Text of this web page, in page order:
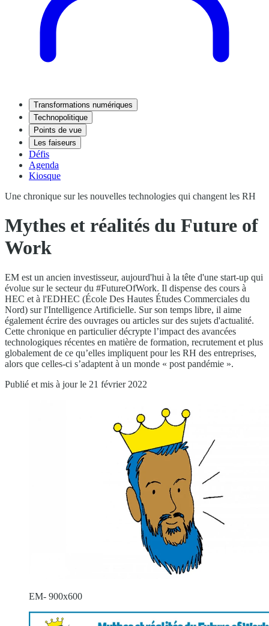
Transformations numériques
Technopolitique
Points de vue
Les faiseurs
Défis
Agenda
Kiosque
Une chronique sur les nouvelles technologies qui changent les RH
Mythes et réalités du Future of
Work
EM est un ancien investisseur, aujourd'hui à la tête d'une start-up qui
évolue sur le secteur du #FutureOfWork. Il dispense des cours à
HEC et à l'EDHEC (École Des Hautes Études Commerciales du
Nord) sur l'Intelligence Artificielle. Sur son temps libre, il aime
également écrire des ouvrages ou articles sur des sujets d'actualité.
Cette chronique en particulier décrypte l’impact des avancées
technologiques récentes en matière de formation, recrutement et plus
globalement de ce qu’elles impliquent pour les RH des entreprises,
alors que celles-ci s’adaptent à un monde « post pandémie ».
Publié et mis à jour le 21 février 2022
EM- 900x600